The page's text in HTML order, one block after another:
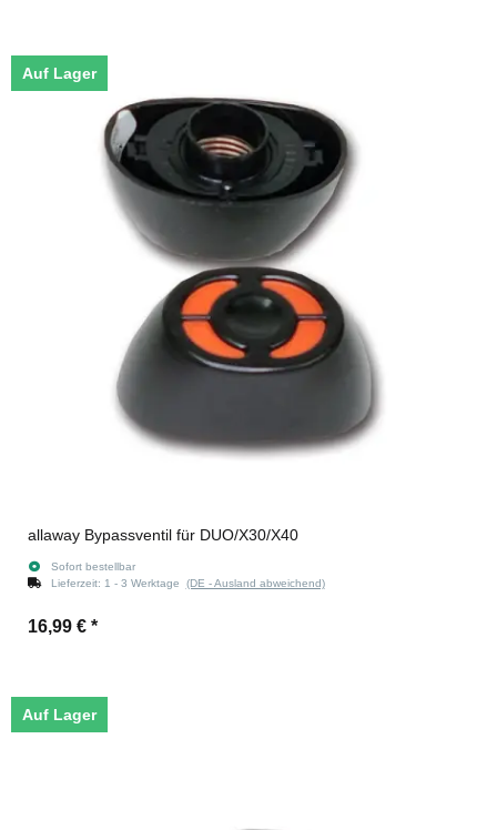
Auf Lager
allaway Bypassventil für DUO/X30/X40
Sofort bestellbar
Lieferzeit: 1 - 3 Werktage (DE - Ausland abweichend)
16,99 € *
Auf Lager